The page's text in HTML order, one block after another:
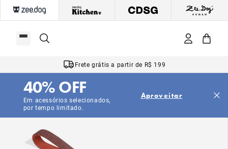
Frete grátis a partir de R$ 199
Em acessórios selecionados,
por tempo limitado.
40% OFF Aproveitar